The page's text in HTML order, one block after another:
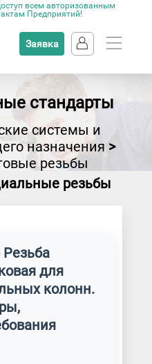
всем авторизованным
Предприятий!
Заявка
стандарты
системы и
назначения >
резьбы
резьбы
для
колонн.